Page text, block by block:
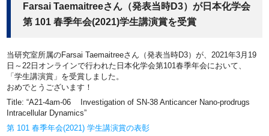
Farsai Taemaitreeさん（発表当時D3）が日本化学会
第 101 春季年会(2021)学生講演賞を受賞
当研究室所属のFarsai Taemaitreeさん（発表当時D3）が、2021年3月19
日～22日オンラインで行われた日本化学会第101春季年会において、
「学生講演賞」を受賞しました。
おめでとうございます！
Title: “A21-4am-06 Investigation of SN-38 Anticancer Nano-prodrugs
Intracellular Dynamics”
第 101 春季年会(2021) 学生講演賞の表彰